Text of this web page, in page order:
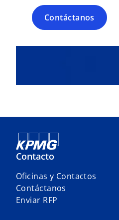
Contáctanos
Contacto
Oficinas y Contactos
Contáctanos
Enviar RFP